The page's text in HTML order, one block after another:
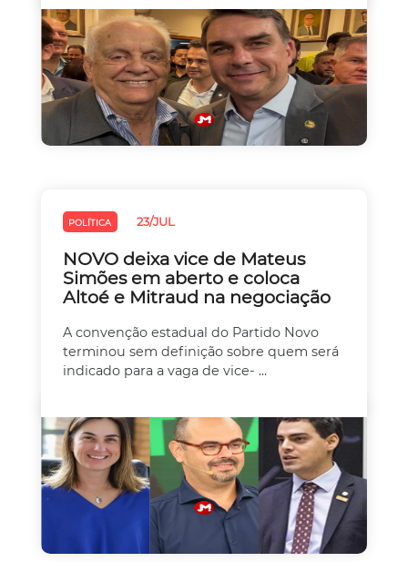
POLÍTICA 23/JUL
NOVO deixa vice de Mateus
Simões em aberto e coloca
Altoé e Mitraud na negociação
A convenção estadual do Partido Novo
terminou sem definição sobre quem será
indicado para a vaga de vice- ...